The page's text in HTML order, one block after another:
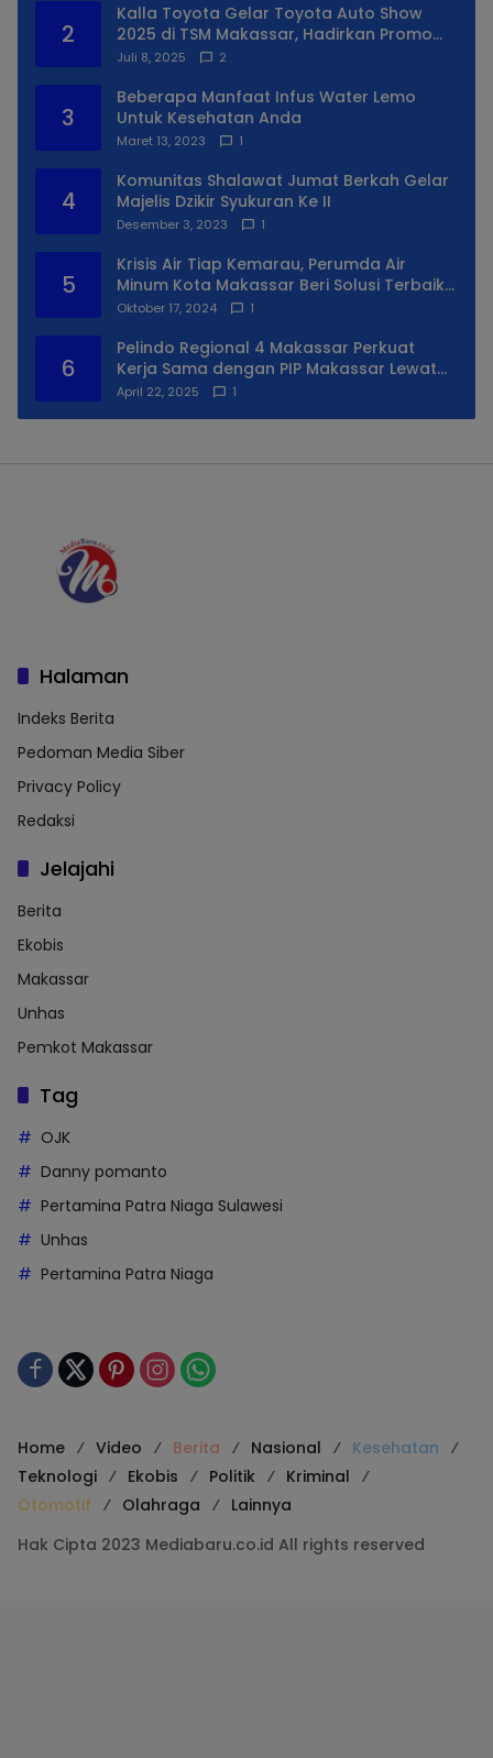
2
Kalla Toyota Gelar Toyota Auto Show
2025 di TSM Makassar, Hadirkan Promo
Spesial
Juli 8, 2025 2
3
Beberapa Manfaat Infus Water Lemo
Untuk Kesehatan Anda
Maret 13, 2023 1
4
Komunitas Shalawat Jumat Berkah Gelar
Majelis Dzikir Syukuran Ke II
Desember 3, 2023 1
5
Krisis Air Tiap Kemarau, Perumda Air
Minum Kota Makassar Beri Solusi Terbaik
Untuk Daerah Utara Kota
Oktober 17, 2024 1
6
Pelindo Regional 4 Makassar Perkuat
Kerja Sama dengan PIP Makassar Lewat
Praktek Lapangan
April 22, 2025 1
Halaman
Indeks Berita
Pedoman Media Siber
Privacy Policy
Redaksi
Jelajahi
Berita
Ekobis
Makassar
Unhas
Pemkot Makassar
Tag
OJK
Danny pomanto
Pertamina Patra Niaga Sulawesi
Unhas
Pertamina Patra Niaga
Home Video Berita Nasional
Kesehatan
Teknologi
Ekobis Politik
Kriminal
Otomotif
Olahraga
Lainnya
Hak Cipta 2023 Mediabaru.co.id All rights reserved